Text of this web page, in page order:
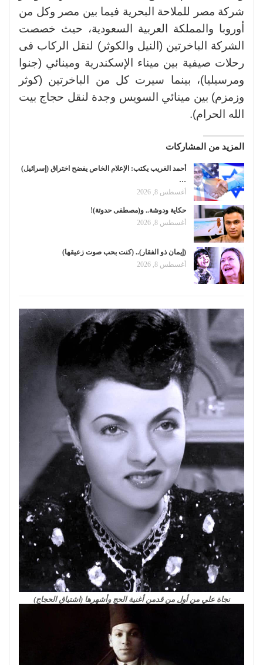
شركة مصر للملاحة البحرية فيما بين مصر وكل من
أوروبا والمملكة العربية السعودية، حيث خصصت
الشركة الباخرتين (النيل والكوثر) لنقل الركاب فى
رحلات صيفية بين ميناء الإسكندرية ومينائي (جنوا
ومرسيليا)، بينما سيرت كل من الباخرتين (كوثر
وزمزم) بين مينائي السويس وجدة لنقل حجاج بيت
الله الحرام).
المزيد من المشاركات
أحمد الغريب يكتب: الإعلام الخاص يفضح اختراق (إسرائيل)
…
أغسطس 8, 2026
حكاية ودوشة.. و(مصطفى حدوتة)!
أغسطس 8, 2026
(إيمان ذو الفقار).. (كنت بحب صوت زعيقها)
أغسطس 8, 2026
نجاة علي من أول من قدمن أغنية الحج وأشهرها (اشتياق الحجاج)